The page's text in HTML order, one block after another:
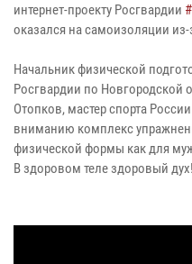
интернет-проекту Росгвардии
оказался на самоизоляции из-
Начальник физической
Росгвардии по Новгородской
Отопков, мастер спорта
вниманию комплекс
физической формы как для
В здоровом теле здоровый дух!